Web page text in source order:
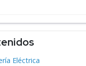
Eléctrica